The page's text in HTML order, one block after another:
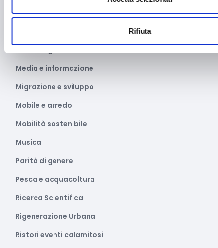
Rifiuta
Manifestazioni Sportive
Media e informazione
Migrazione e sviluppo
Mobile e arredo
Mobilità sostenibile
Musica
Parità di genere
Pesca e acquacoltura
Ricerca Scientifica
Rigenerazione Urbana
Ristori eventi calamitosi